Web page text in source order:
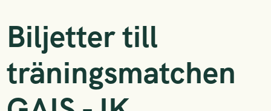
Biljetter till
träningsmatchen